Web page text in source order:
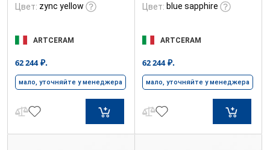
Цвет: zync yellow
ARTCERAM
62 244₽.
мало, уточняйте у менеджера
Цвет: blue sapphire
ARTCERAM
62 244₽.
мало, уточняйте у менеджера